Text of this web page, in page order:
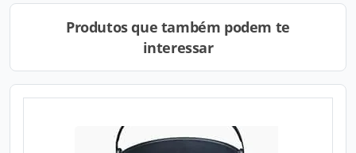
Produtos que também podem te
interessar